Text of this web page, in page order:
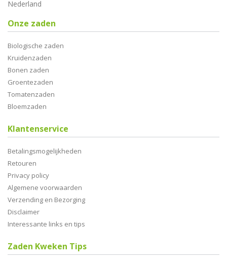
Nederland
Onze zaden
Biologische zaden
Kruidenzaden
Bonen zaden
Groentezaden
Tomatenzaden
Bloemzaden
Klantenservice
Betalingsmogelijkheden
Retouren
Privacy policy
Algemene voorwaarden
Verzending en Bezorging
Disclaimer
Interessante links en tips
Zaden Kweken Tips